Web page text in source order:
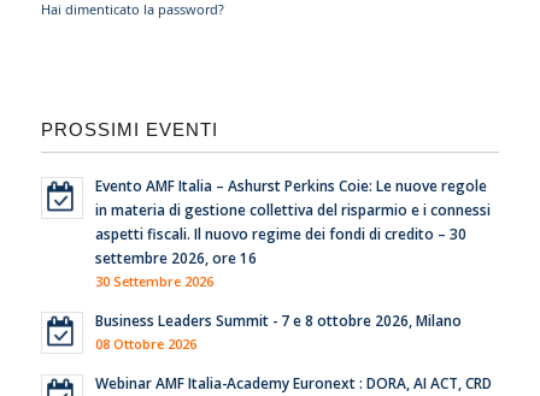
Hai dimenticato la password?
PROSSIMI EVENTI
Evento AMF Italia – Ashurst Perkins Coie: Le nuove regole
in materia di gestione collettiva del risparmio e i connessi
aspetti fiscali. Il nuovo regime dei fondi di credito – 30
settembre 2026, ore 16
30 Settembre 2026
Business Leaders Summit - 7 e 8 ottobre 2026, Milano
08 Ottobre 2026
Webinar AMF Italia-Academy Euronext : DORA, AI ACT, CRD